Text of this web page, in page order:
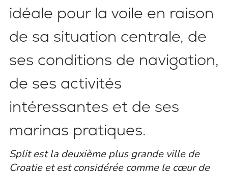
idéale pour la voile en raison
de sa situation centrale, de
ses conditions de navigation,
de ses activités
intéressantes et de ses
marinas pratiques.
Split est la deuxième plus grande ville de
Croatie et est considérée comme le cœur de